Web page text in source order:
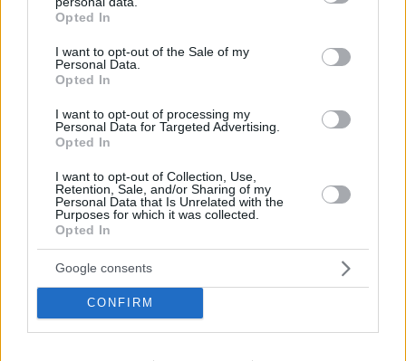
grant or deny consent to Google and its third-party tags to
use your data for below specified purposes in below Google
consent section.
Opted In
I want to opt-out of the Sale of my
Personal Data.
Opted In
I want to opt-out of processing my
Personal Data for Targeted Advertising.
Opted In
I want to opt-out of Collection, Use,
Retention, Sale, and/or Sharing of my
Personal Data that Is Unrelated with the
Purposes for which it was collected.
Opted In
Google consents
CONFIRM
Cut The Rope
ΔΕΙΤΕ ΟΛΑ ΤΑ GAMES